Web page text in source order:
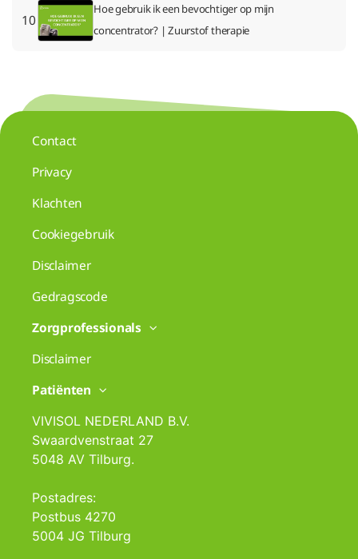
10
Hoe gebruik ik een bevochtiger op mijn
concentrator? | Zuurstof therapie
Contact
Privacy
Klachten
Cookiegebruik
Disclaimer
Gedragscode
Zorgprofessionals
Disclaimer
Patiënten
VIVISOL NEDERLAND B.V.
Swaardvenstraat 27
5048 AV Tilburg.
Postadres:
Postbus 4270
5004 JG Tilburg